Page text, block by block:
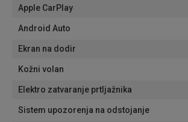
Apple CarPlay
Android Auto
Ekran na dodir
Kožni volan
Elektro zatvaranje prtljažnika
Sistem upozorenja na odstojanje